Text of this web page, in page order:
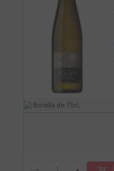
Botella de 75cl.